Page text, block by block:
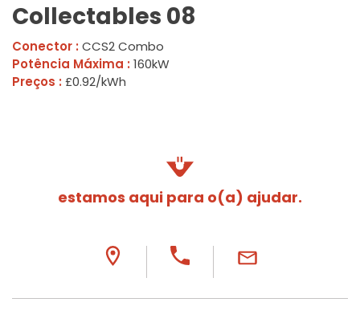
Collectables 08
Conector : CCS2 Combo
Potência Máxima : 160kW
Preços : £0.92/kWh
estamos aqui para o(a) ajudar.